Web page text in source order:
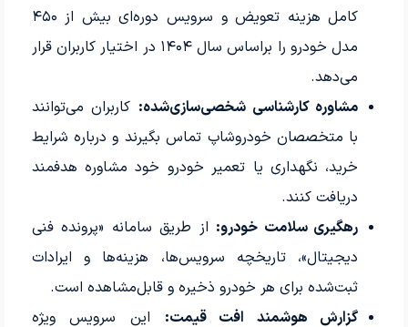
کامل هزینه تعویض و سرویس دوره‌ای بیش از ۴۵۰
مدل خودرو را براساس سال ۱۴۰۴ در اختیار کاربران قرار
می‌دهد.
مشاوره کارشناسی شخصی‌سازی‌شده: کاربران می‌توانند
با متخصصان خودروشاپ تماس بگیرند و درباره شرایط
خرید، نگهداری یا تعمیر خودرو خود مشاوره هدفمند
دریافت کنند.
رهگیری سلامت خودرو: از طریق سامانه «پرونده فنی
دیجیتال»، تاریخچه سرویس‌ها، هزینه‌ها و ایرادات
ثبت‌شده برای هر خودرو ذخیره و قابل‌مشاهده است.
گزارش هوشمند افت قیمت: این سرویس ویژه